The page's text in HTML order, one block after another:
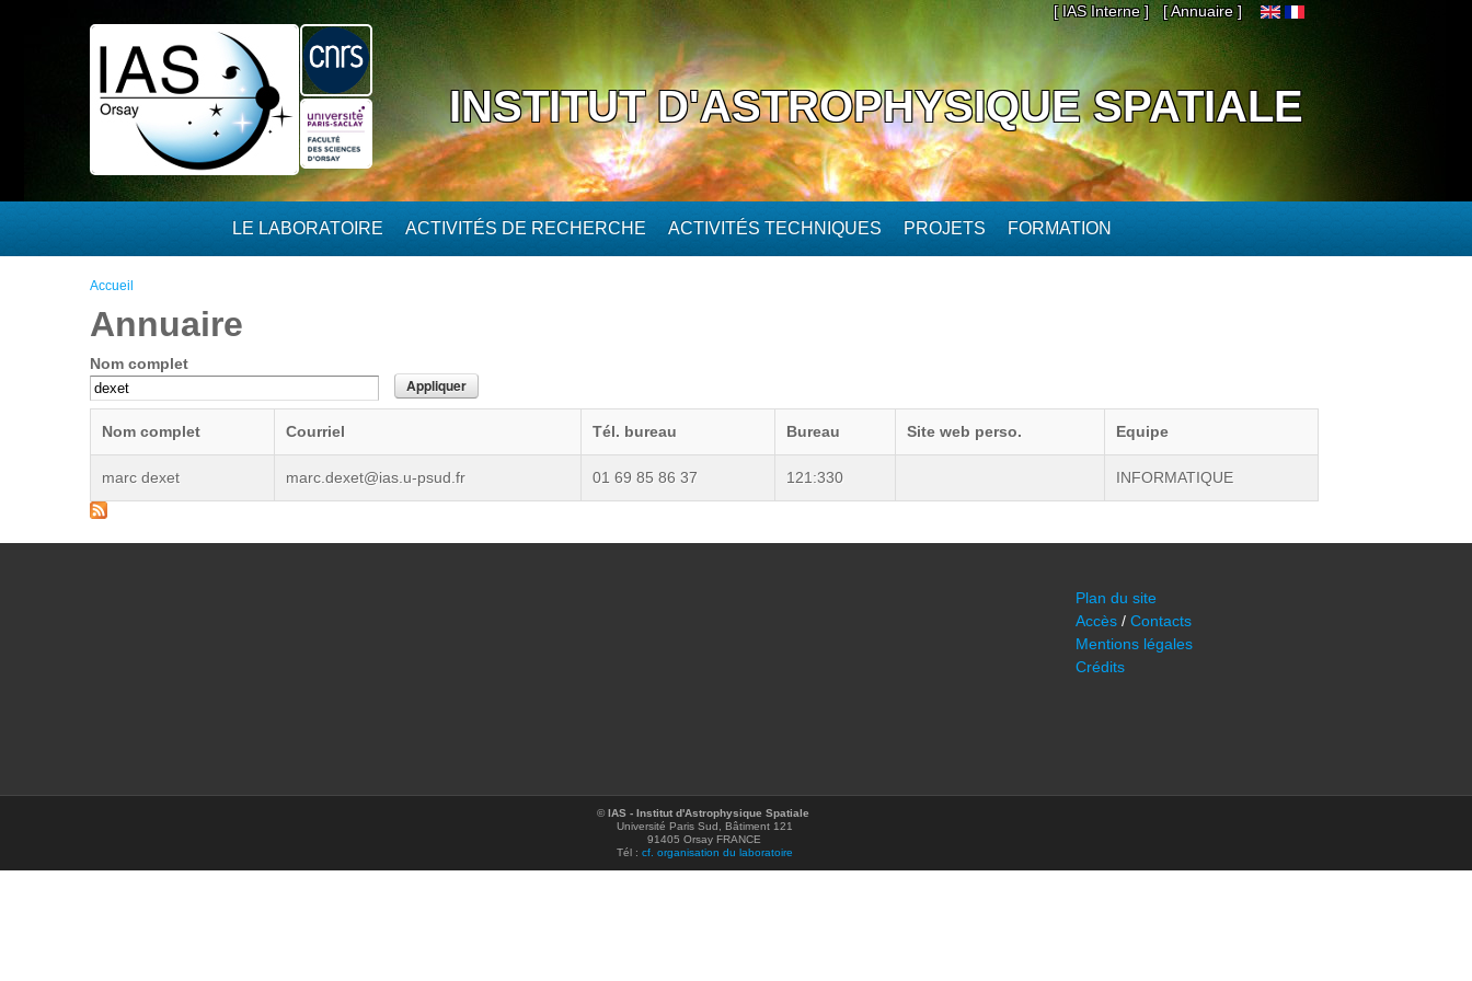
[ IAS Interne ] [ Annuaire ]
INSTITUT D'ASTROPHYSIQUE SPATIALE
LE LABORATOIRE ACTIVITÉS DE RECHERCHE ACTIVITÉS TECHNIQUES PROJETS FORMATION
Vous êtes ici
Accueil
Annuaire
Nom complet
Nom complet Courriel Tél. bureau Bureau Site web perso. Equipe
marc dexet marc.dexet@ias.u-psud.fr 01 69 85 86 37 121:330 INFORMATIQUE
Plan du site
Accès / Contacts
Mentions légales
Crédits
© IAS - Institut d'Astrophysique Spatiale
Université Paris Sud, Bâtiment 121
91405 Orsay FRANCE
Tél : cf. organisation du laboratoire